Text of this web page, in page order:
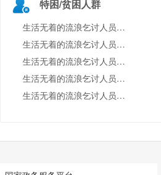
特困/贫困人群
生活无着的流浪乞讨人员寻亲管理
生活无着的流浪乞讨人员救助管理
生活无着的流浪乞讨人员街面救助
生活无着的流浪乞讨人员离站管理
生活无着的流浪乞讨人员源头治理